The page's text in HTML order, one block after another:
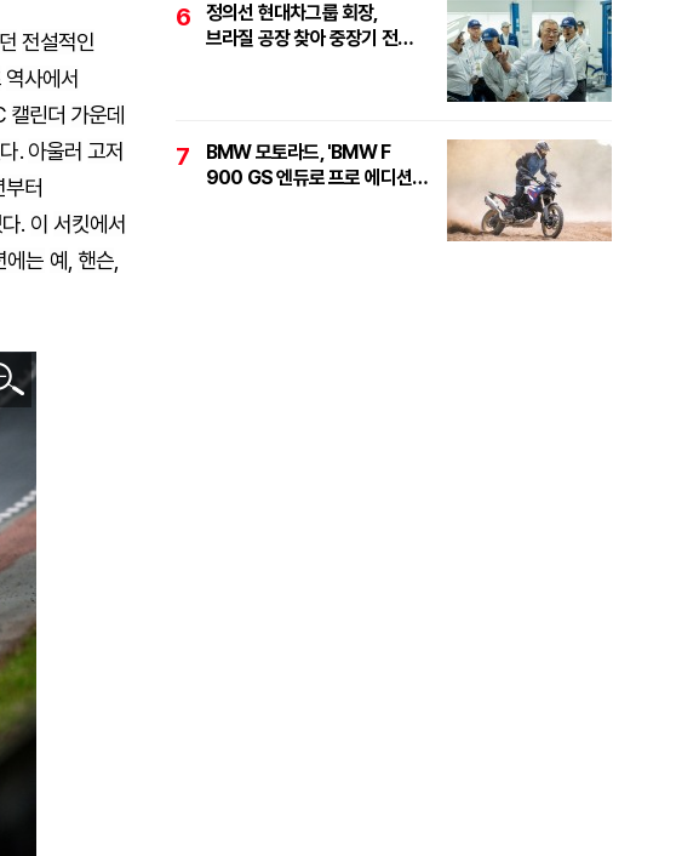
전설적인
역사에서
캘린더 가운데
. 아울러 고저
부터
. 이 서킷에서
에는 예 , 핸슨,
6
정의선 현대차그룹 회장,
브라질 공장 찾아 중장기 전략
7
BMW 모토라드, 'BMW F
900 GS 엔듀로 프로 에디션'